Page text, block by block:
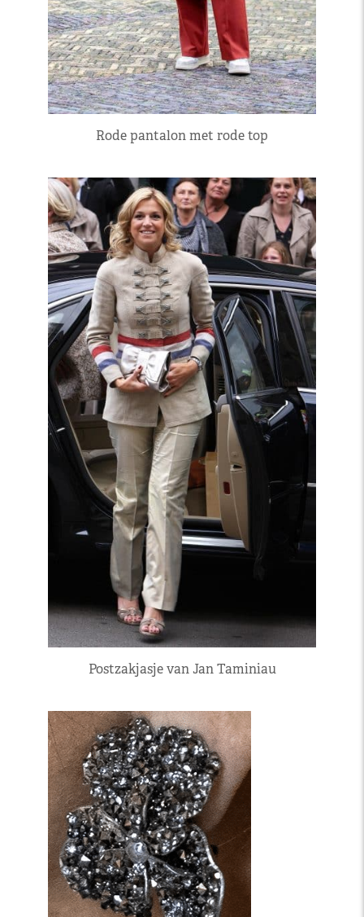
Rode pantalon met rode top
Postzakjasje van Jan Taminiau